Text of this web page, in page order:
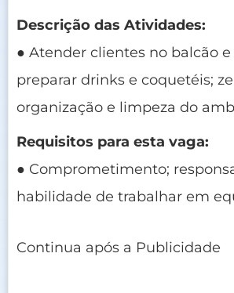
Descrição das Atividades:
● Atender clientes no balcão
preparar drinks e coquetéis;
organização e limpeza do
Requisitos para esta vaga:
● Comprometimento;
habilidade de trabalhar em
Continua após a Publicidade